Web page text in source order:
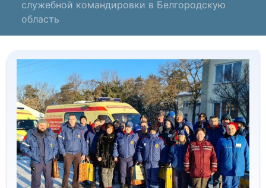
служебной командировки в Белгородскую
область